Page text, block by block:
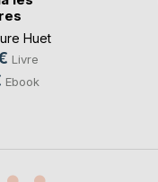
Huet
Livre
Ebook